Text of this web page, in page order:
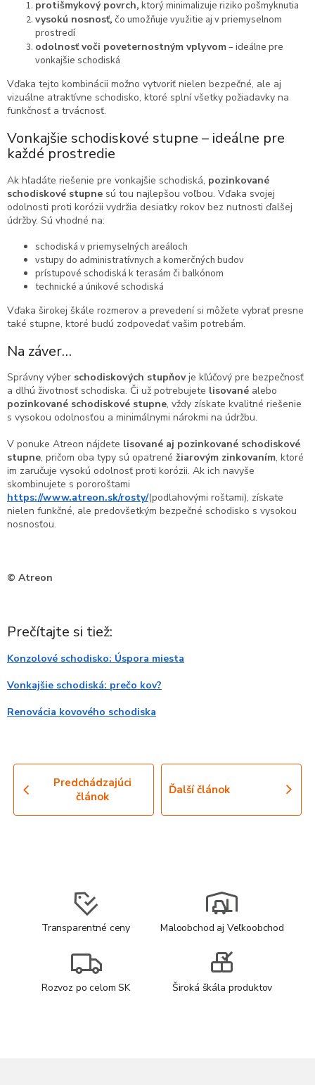
protišmykový povrch, ktorý minimalizuje riziko pošmyknutia
vysokú nosnosť, čo umožňuje využitie aj v priemyselnom
prostredí
odolnosť voči poveternostným vplyvom– ideálne pre
vonkajšie schodiská
Vďaka tejto kombinácii možno vytvoriť nielen bezpečné, ale aj
vizuálne atraktívne schodisko, ktoré splní všetky požiadavky na
funkčnosť a trvácnosť.
Vonkajšie schodiskové stupne – ideálne pre
každé prostredie
Ak hľadáte riešenie pre vonkajšie schodiská, pozinkované
schodiskové stupne sú tou najlepšou voľbou. Vďaka svojej
odolnosti proti korózii vydržia desiatky rokov bez nutnosti ďalšej
údržby. Sú vhodné na:
schodiská v priemyselných areáloch
vstupy do administratívnych a komerčných budov
prístupové schodiská k terasám či balkónom
technické a únikové schodiská
Vďaka širokej škále rozmerov a prevedení si môžete vybrať presne
také stupne, ktoré budú zodpovedať vašim potrebám.
Na záver…
Správny výber schodiskových stupňovje kľúčový pre bezpečnosť
a dlhú životnosť schodiska. Či už potrebujete lisované alebo
pozinkované schodiskové stupne, vždy získate kvalitné riešenie
s vysokou odolnosťou a minimálnymi nárokmi na údržbu.
V ponuke Atreon nájdete lisované aj pozinkované schodiskové
stupne, pričom oba typy sú opatrené žiarovým zinkovaním, ktoré
im zaručuje vysokú odolnosť proti korózii. Ak ich navyše
skombinujete s pororoštami
https://www.atreon.sk/rosty/(podlahovými roštami), získate
nielen funkčné, ale predovšetkým bezpečné schodisko s vysokou
nosnosťou.
© Atreon
Prečítajte si tiež:
Konzolové schodisko: Úspora miesta
Vonkajšie schodiská: prečo kov?
Renovácia kovového schodiska
Predchádzajúci
článok
Ďalší článok
Transparentné ceny Maloobchod aj Veľkoobchod
Rozvoz po celom SK Široká škála produktov